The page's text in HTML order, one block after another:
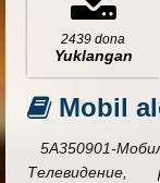
2439 dona
Yuklangan
Mobil
5А350901-